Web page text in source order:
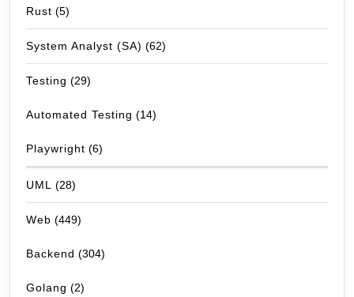
Rust (5)
System Analyst (SA) (62)
Testing (29)
Automated Testing (14)
Playwright (6)
UML (28)
Web (449)
Backend (304)
Golang (2)